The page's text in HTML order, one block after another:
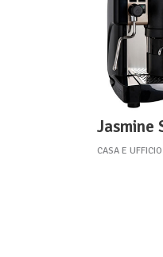
Jasmine
CASA E UFFICIO